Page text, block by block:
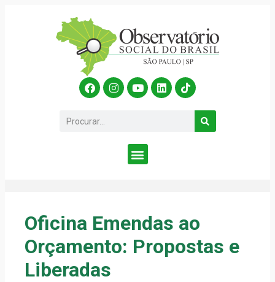
Oficina Emendas ao
Orçamento: Propostas e
Liberadas